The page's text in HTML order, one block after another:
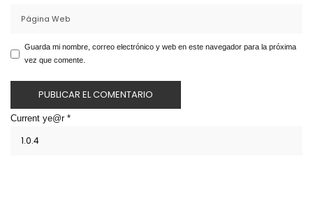
Guarda mi nombre, correo electrónico y web en este navegador para la próxima
vez que comente.
Current ye@r *